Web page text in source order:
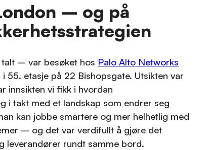
– og på
– var besøket hos Palo Alto Networks
55. etasje på 22 Bishopsgate. Utsikten var
innsikten vi fikk i hvordan
i takt med et landskap som endrer seg
kan jobbe smartere og mer helhetlig med
– og det var verdifullt å gjøre det
leverandører rundt samme bord.